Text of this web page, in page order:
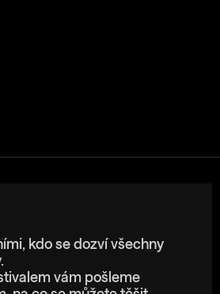
kdo se dozví všechny
vám pošleme